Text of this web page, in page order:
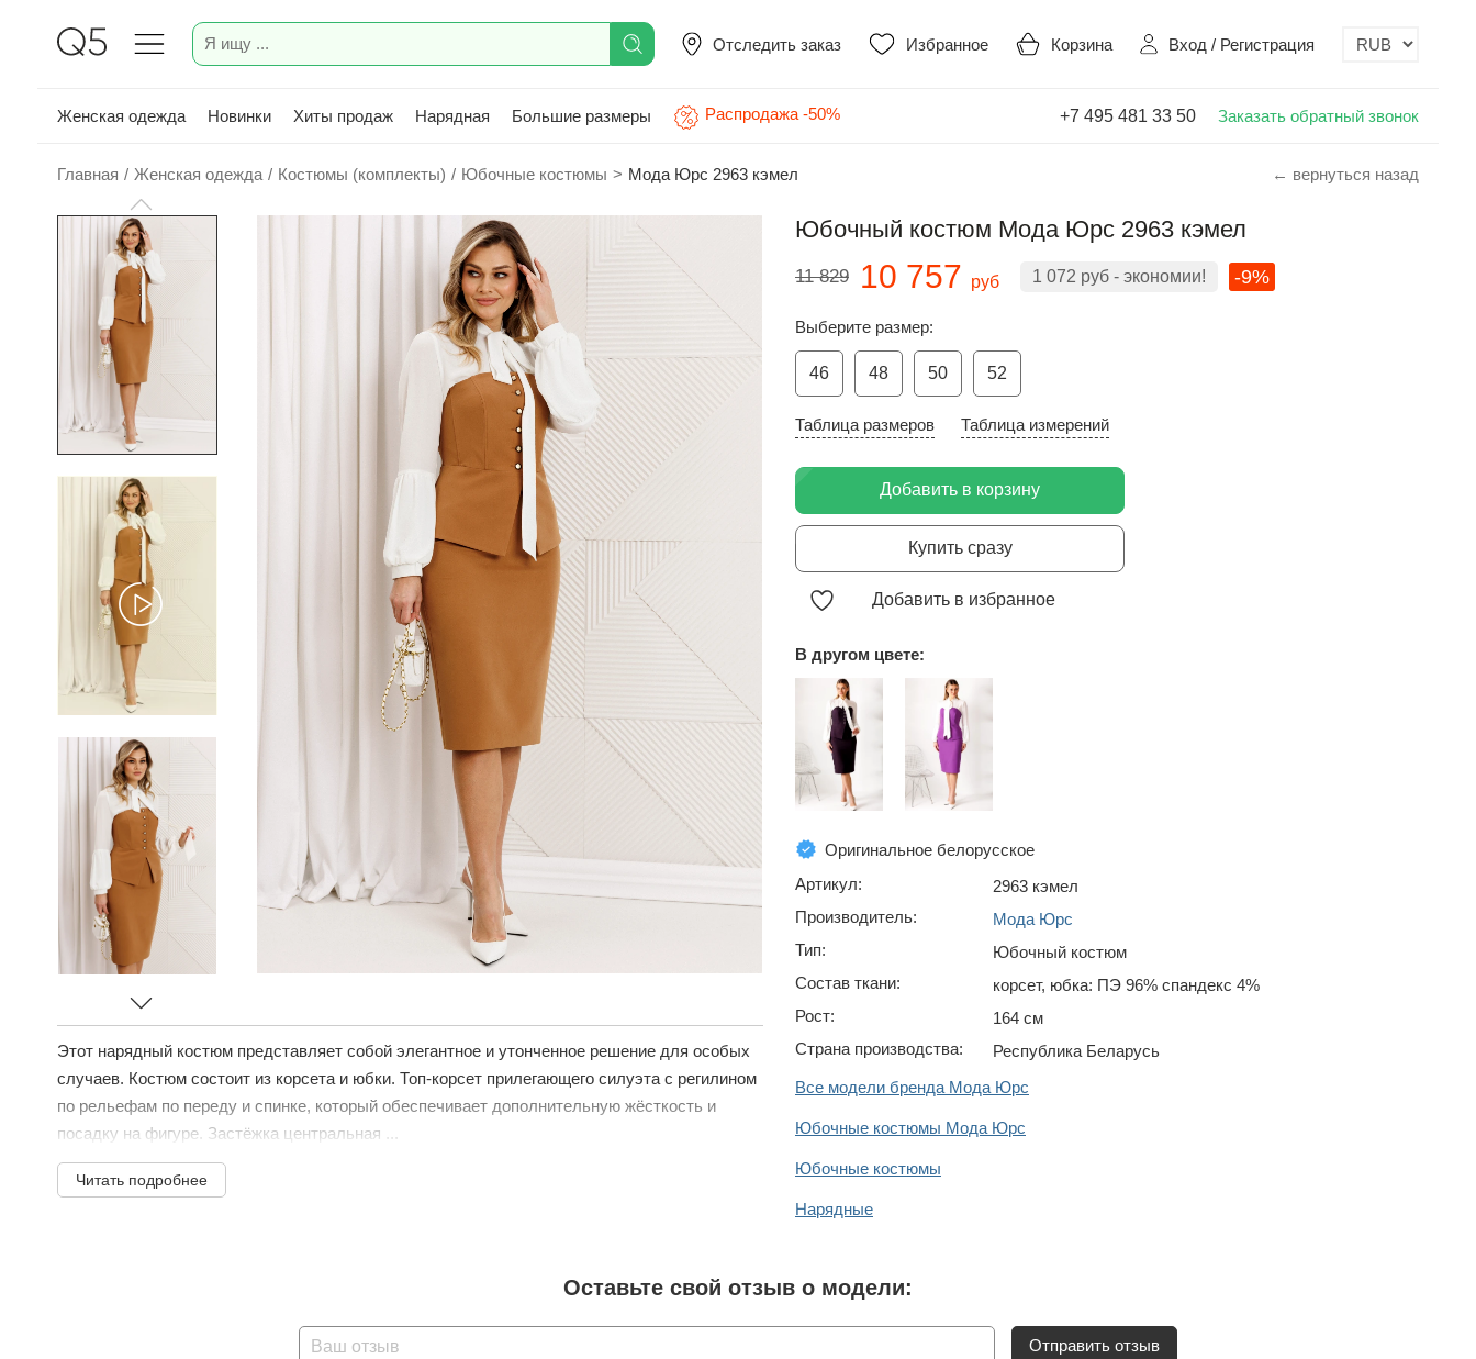
Отследить заказ Избранное Корзина Вход / Регистрация
Женская одежда Новинки Хиты продаж Нарядная Большие размеры Распродажа -50% +7 495 481 33 50 Заказать обратный звонок
Главная / Женская одежда / Костюмы (комплекты) / Юбочные костюмы > Мода Юрс 2963 кэмел ← вернуться назад
Этот нарядный костюм представляет собой элегантное и утонченное решение для особых
случаев. Костюм состоит из корсета и юбки. Топ-корсет прилегающего силуэта с регилином
по рельефам по переду и спинке, который обеспечивает дополнительную жёсткость и
посадку на фигуре. Застёжка центральная ...
Читать подробнее
Юбочный костюм Мода Юрс 2963 кэмел
11 829 10 757 руб 1 072 руб - экономии! -9%
Выберите размер:
46 48 50 52
Таблица размеров Таблица измерений
Добавить в корзину
Купить сразу
Добавить в избранное
В другом цвете:
Оригинальное белорусское
Артикул:
2963 кэмел
Производитель:
Мода Юрс
Тип:
Юбочный костюм
Состав ткани:
корсет, юбка: ПЭ 96% спандекс 4%
Рост:
164 см
Страна производства:
Республика Беларусь
Все модели бренда Мода Юрс
Юбочные костюмы Мода Юрс
Юбочные костюмы
Нарядные
Оставьте свой отзыв о модели:
Ваш отзыв Отправить отзыв